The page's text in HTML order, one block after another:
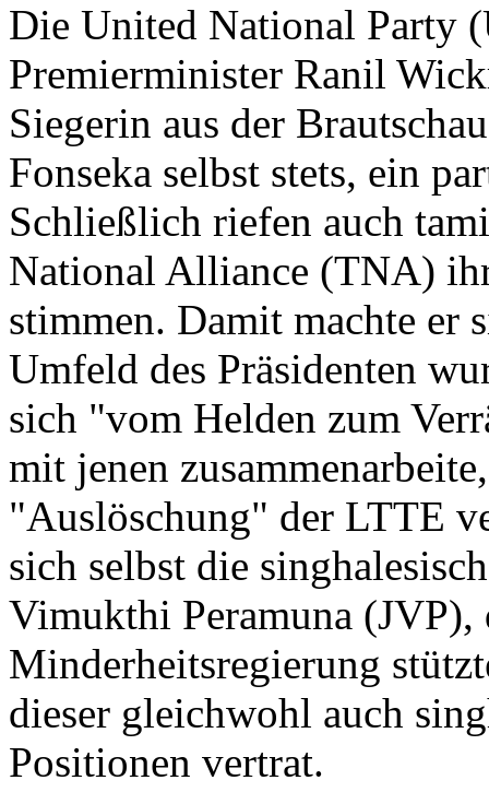
Die United National Party
Premierminister Ranil
Siegerin aus der
Fonseka selbst stets, ein
Schließlich riefen auch
National Alliance (TNA)
stimmen. Damit machte er
Umfeld des Präsidenten
sich "vom Helden zum
mit jenen
"Auslöschung" der LTTE
sich selbst die
Vimukthi Peramuna
Minderheitsregierung
dieser gleichwohl auch
Positionen vertrat.